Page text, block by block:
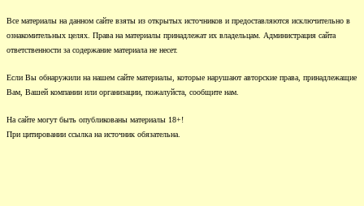
Все материалы на данном сайте взяты из открытых источников и предоставляются исключительно в
ознакомительных целях. Права на материалы принадлежат их владельцам. Администрация сайта
ответственности за содержание материала не несет.
Если Вы обнаружили на нашем сайте материалы, которые нарушают авторские права, принадлежащие
Вам, Вашей компании или организации, пожалуйста, сообщите нам.
На сайте могут быть опубликованы материалы 18+!
При цитировании ссылка на источник обязательна.